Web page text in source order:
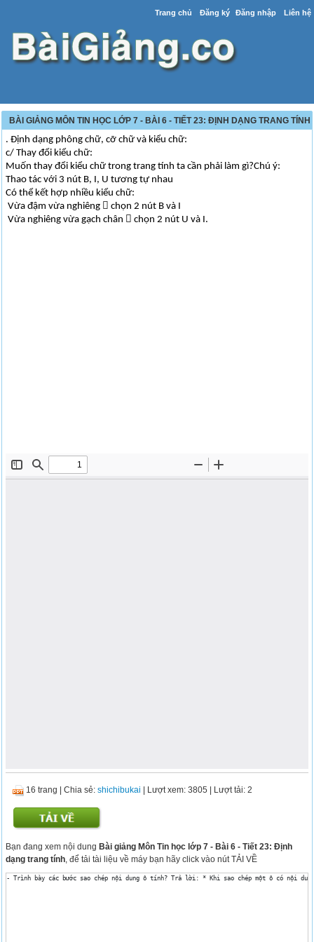
Trang chủ Đăng ký Đăng nhập Liên hệ
BÀI GIẢNG MÔN TIN HỌC LỚP 7 - BÀI 6 - TIẾT 23: ĐỊNH DẠNG TRANG TÍNH
. Định dạng phông chữ, cỡ chữ và kiểu chữ:
c/ Thay đổi kiểu chữ:
Muốn thay đổi kiểu chữ trong trang tính ta cần phải làm gì?Chú ý:
Thao tác với 3 nút B, I, U tương tự nhau
Có thể kết hợp nhiều kiểu chữ:
Vừa đậm vừa nghiêng  chọn 2 nút B và I
Vừa nghiêng vừa gạch chân  chọn 2 nút U và I.
16 trang |Chia sẻ:shichibukai | Lượt xem: 3805 | Lượt tải: 2
Bạn đang xem nội dungBài giảng Môn Tin học lớp 7 - Bài 6 - Tiết 23: Định
dạng trang tính , để tải tài liệu về máy bạn hãy click vào nút TẢI VỀ
- Trình bày các bước sao chép nội dung ô tính? Trả lời: * Khi sao chép một ô có nội